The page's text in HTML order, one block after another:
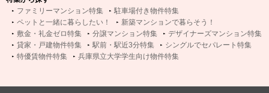
ファミリーマンション特集
駐車場付き物件特集
ペットと一緒に暮らしたい！
新築マンションで暮らそう！
敷金・礼金ゼロ特集
分譲マンション特集
デザイナーズマンション特集
貸家・戸建物件特集
駅前・駅近3分特集
シングルでセパレート特集
特優賃物件特集
兵庫県立大学学生向け物件特集